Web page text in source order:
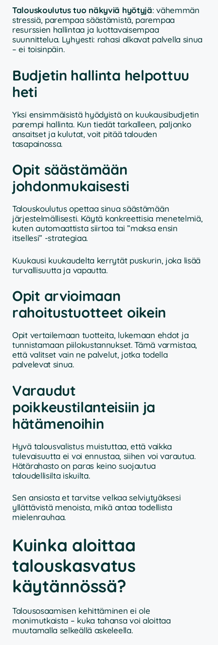
Talouskoulutus tuo näkyviä hyötyjä: vähemmän
stressiä, parempaa säästämistä, parempaa
resurssien hallintaa ja luottavaisempaa
suunnittelua. Lyhyesti: rahasi alkavat palvella sinua
– ei toisinpäin.
Budjetin hallinta helpottuu
heti
Yksi ensimmäisistä hyödyistä on kuukausibudjetin
parempi hallinta. Kun tiedät tarkalleen, paljonko
ansaitset ja kulutat, voit pitää talouden
tasapainossa.
Opit säästämään
johdonmukaisesti
Talouskoulutus opettaa sinua säästämään
järjestelmällisesti. Käytä konkreettisia menetelmiä,
kuten automaattista siirtoa tai ”maksa ensin
itsellesi” -strategiaa.
Kuukausi kuukaudelta kerrytät puskurin, joka lisää
turvallisuutta ja vapautta.
Opit arvioimaan
rahoitustuotteet oikein
Opit vertailemaan tuotteita, lukemaan ehdot ja
tunnistamaan piilokustannukset. Tämä varmistaa,
että valitset vain ne palvelut, jotka todella
palvelevat sinua.
Varaudut
poikkeustilanteisiin ja
hätämenoihin
Hyvä talousvalistus muistuttaa, että vaikka
tulevaisuutta ei voi ennustaa, siihen voi varautua.
Hätärahasto on paras keino suojautua
taloudellisilta iskuilta.
Sen ansiosta et tarvitse velkaa selviytyäksesi
yllättävistä menoista, mikä antaa todellista
mielenrauhaa.
Kuinka aloittaa
talouskasvatus
käytännössä?
Talousosaamisen kehittäminen ei ole
monimutkaista – kuka tahansa voi aloittaa
muutamalla selkeällä askeleella.